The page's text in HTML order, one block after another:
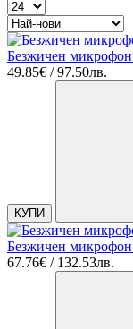
Безжичен
49.85€ / 97.50лв.
КУПИ
Безжичен
67.76€ / 132.53лв.